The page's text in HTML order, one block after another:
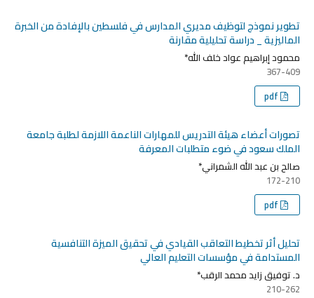
تطوير نموذج لتوظيف مديري المدارس في فلسطين بالإفادة من الخبرة
الماليزية _ دراسة تحليلية مقارنة
محمود إبراهيم عواد خلف الله*
367-409
تصورات أعضاء هيئة التدريس للمهارات الناعمة اللازمة لطلبة جامعة
الملك سعود في ضوء متطلبات المعرفة
صالح بن عبد الله الشمراني*
172-210
تحليل أثر تخطيط التعاقب القيادي في تحقيق الميزة التنافسية
المستدامة في مؤسسات التعليم العالي
د. توفيق زايد محمد الرقب*
210-262